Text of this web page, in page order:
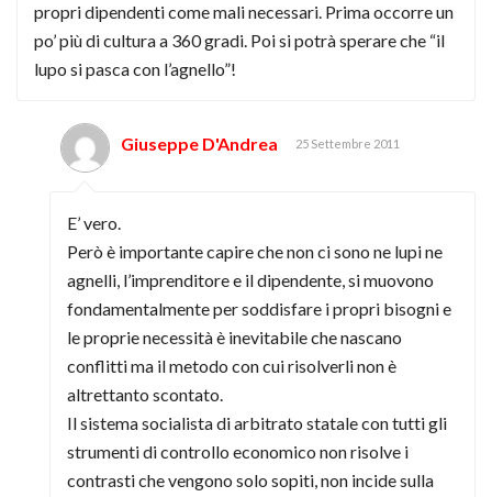
propri dipendenti come mali necessari. Prima occorre un
po’ più di cultura a 360 gradi. Poi si potrà sperare che “il
lupo si pasca con l’agnello”!
Giuseppe D'Andrea 25 Settembre 2011
E’ vero.
Però è importante capire che non ci sono ne lupi ne
agnelli, l’imprenditore e il dipendente, si muovono
fondamentalmente per soddisfare i propri bisogni e
le proprie necessità è inevitabile che nascano
conflitti ma il metodo con cui risolverli non è
altrettanto scontato.
Il sistema socialista di arbitrato statale con tutti gli
strumenti di controllo economico non risolve i
contrasti che vengono solo sopiti, non incide sulla